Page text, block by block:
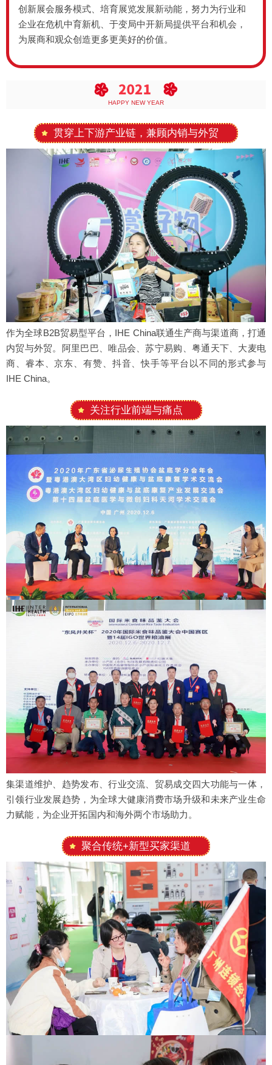
创新展会服务模式、培育展览发展新动能，努力为行业和
企业在危机中育新机、于变局中开新局提供平台和机会，
为展商和观众创造更多更美好的价值。
HAPPY NEW YEAR
贯穿上下游产业链，兼顾内销与外贸
作为全球B2B贸易型平台，IHE China联通生产商与渠道商，打通
内贸与外贸。阿里巴巴、唯品会、苏宁易购、粤通天下、大麦电
商、睿本、京东、有赞、抖音、快手等平台以不同的形式参与
IHE China。
关注行业前端与痛点
集渠道维护、趋势发布、行业交流、贸易成交四大功能与一体，
引领行业发展趋势，为全球大健康消费市场升级和未来产业生命
力赋能，为企业开拓国内和海外两个市场助力。
聚合传统+新型买家渠道